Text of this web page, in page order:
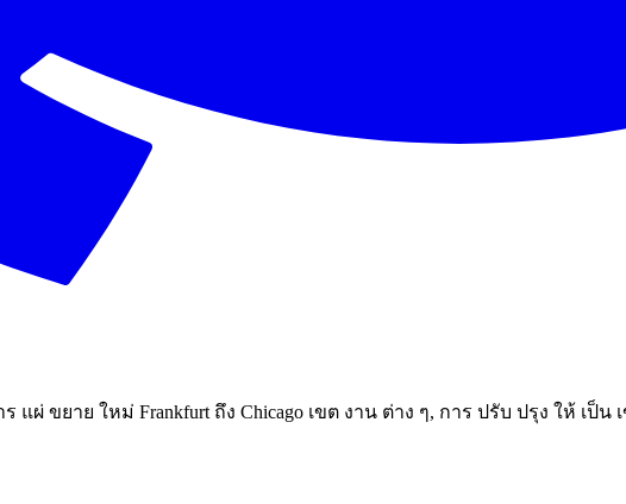
แผ่ ขยาย ใหม่ Frankfurt ถึง Chicago เขต งาน ต่าง ๆ, การ ปรับ ปรุง ให้